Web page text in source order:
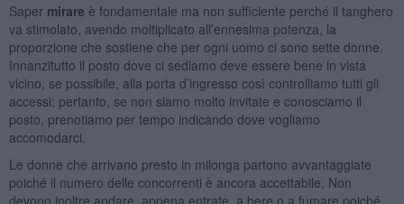
Saper mirare è fondamentale ma non sufficiente perché il tanghero
va stimolato, avendo moltiplicato all’ennesima potenza, la
proporzione che sostiene che per ogni uomo ci sono sette donne.
Innanzitutto il posto dove ci sediamo deve essere bene in vista
vicino, se possibile, alla porta d’ingresso così controlliamo tutti gli
accessi; pertanto, se non siamo molto invitate e conosciamo il
posto, prenotiamo per tempo indicando dove vogliamo
accomodarci.
Le donne che arrivano presto in milonga partono avvantaggiate
poiché il numero delle concorrenti è ancora accettabile. Non
devono inoltre andare, appena entrate, a bere o a fumare poiché